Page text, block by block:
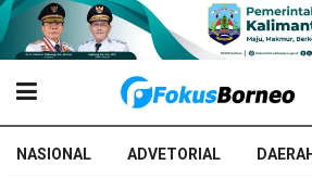
NASIONAL ADVETORIAL DAERAH